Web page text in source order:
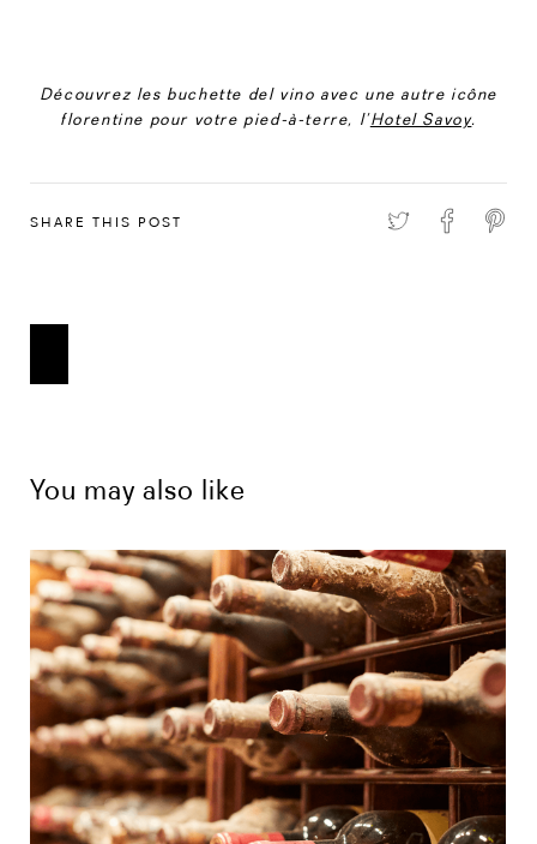
Découvrez les buchette del vino avec une autre icône
florentine pour votre pied-à-terre, l’Hotel Savoy.
SHARE THIS POST
You may also like